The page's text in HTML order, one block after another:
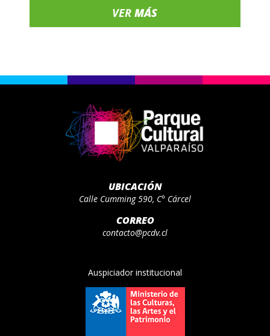
VERMÁS
UBICACIÓN
Calle Cumming 590, C° Cárcel
CORREO
contacto@pcdv.cl
Auspiciador institucional